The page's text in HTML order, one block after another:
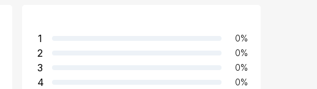
1 0%
2 0%
3 0%
4 0%